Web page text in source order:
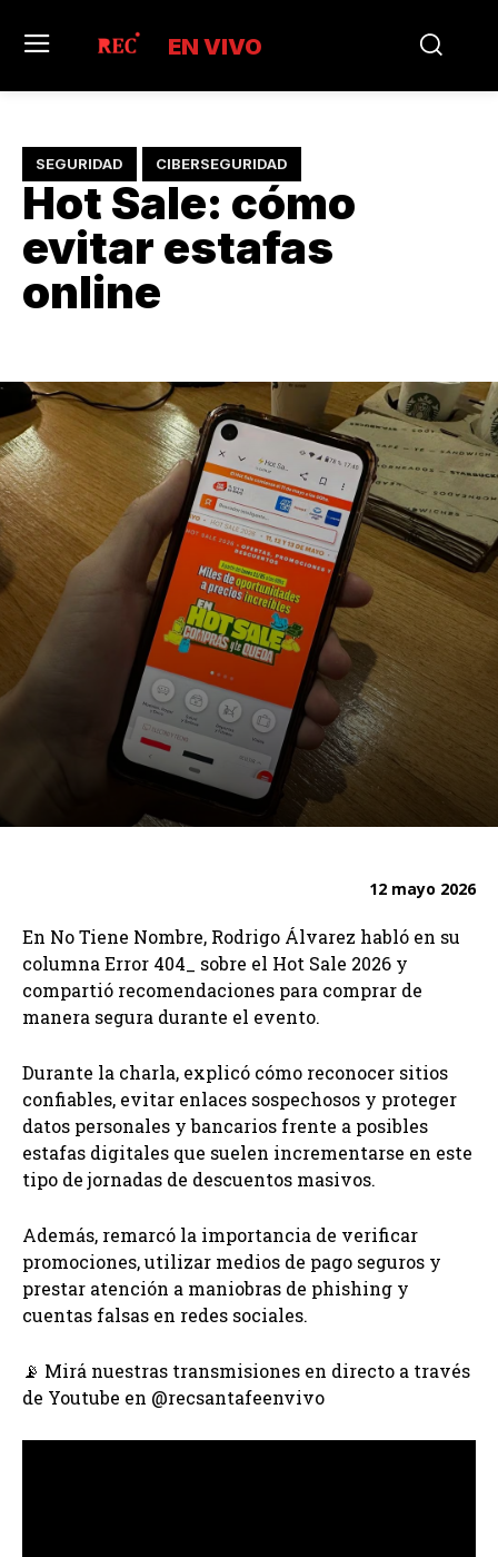
EN VIVO
SEGURIDAD CIBERSEGURIDAD
Hot Sale: cómo
evitar estafas
online
12 mayo 2026
En No Tiene Nombre, Rodrigo Álvarez habló en su
columna Error 404_ sobre el Hot Sale 2026 y
compartió recomendaciones para comprar de
manera segura durante el evento.
Durante la charla, explicó cómo reconocer sitios
confiables, evitar enlaces sospechosos y proteger
datos personales y bancarios frente a posibles
estafas digitales que suelen incrementarse en este
tipo de jornadas de descuentos masivos.
Además, remarcó la importancia de verificar
promociones, utilizar medios de pago seguros y
prestar atención a maniobras de phishing y
cuentas falsas en redes sociales.
📡 Mirá nuestras transmisiones en directo a través
de Youtube en ⁨@recsantafeenvivo⁩